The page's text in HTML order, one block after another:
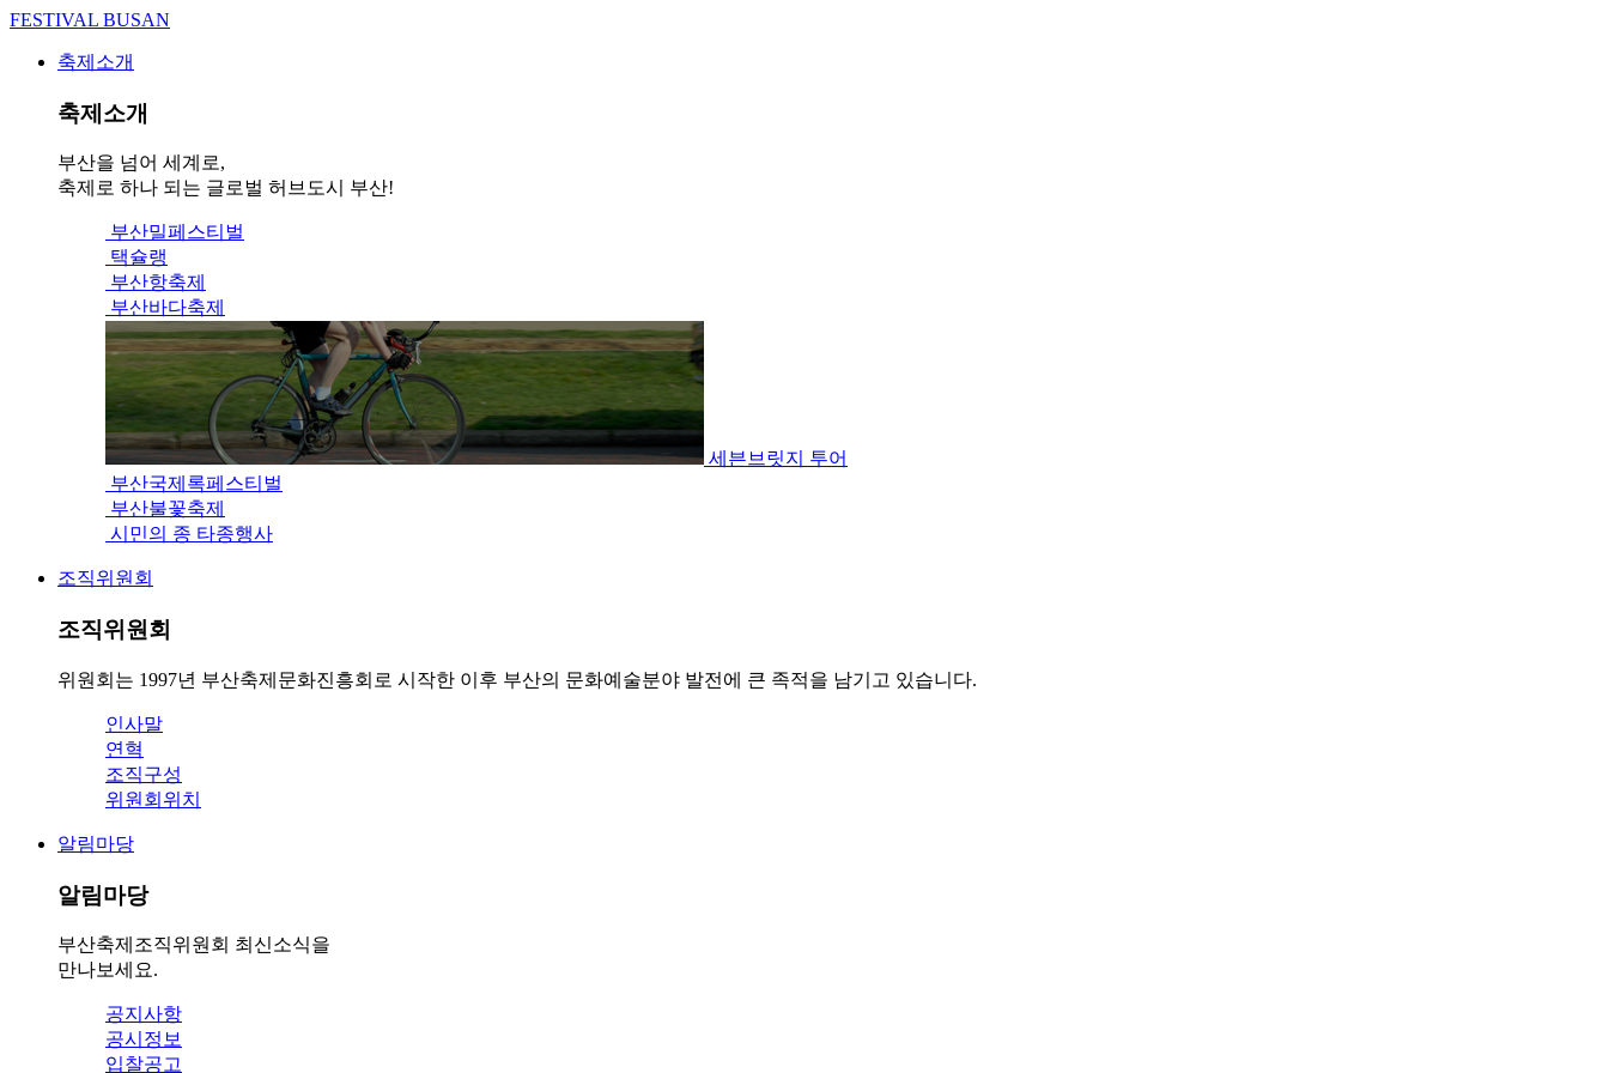
FESTIVAL BUSAN
축제소개
축제소개
부산을 넘어 세계로,
축제로 하나 되는 글로벌 허브도시 부산!
부산밀페스티벌
택슐랭
부산항축제
부산바다축제
세븐브릿지 투어
부산국제록페스티벌
부산불꽃축제
시민의 종 타종행사
조직위원회
조직위원회
위원회는 1997년 부산축제문화진흥회로 시작한 이후 부산의 문화예술분야 발전에 큰 족적을 남기고 있습니다.
인사말
연혁
조직구성
위원회위치
알림마당
알림마당
부산축제조직위원회 최신소식을
만나보세요.
공지사항
공시정보
입찰공고